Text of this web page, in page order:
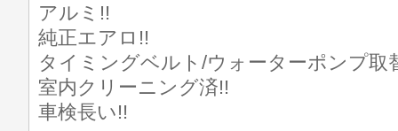
アルミ!!
純正エアロ!!
タイミングベルト/ウォーターポンプ取
室内クリーニング済!!
車検長い!!